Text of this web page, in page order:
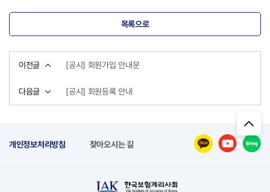
목록으로
이전글 [공시] 회원가입 안내문
다음글 [공시] 회원등록 안내
개인정보처리방침 찾아오시는 길